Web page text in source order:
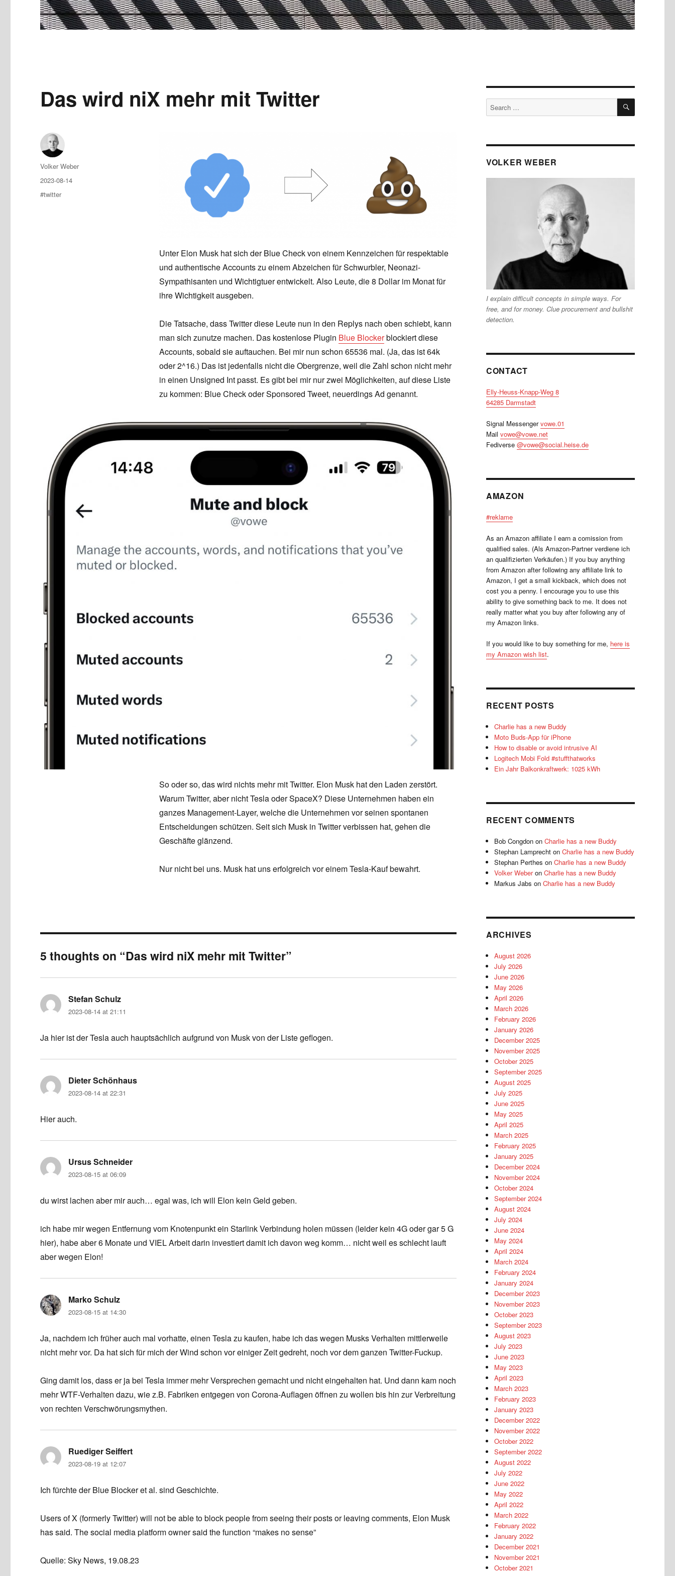
Das wird niX mehr mit Twitter
Unter Elon Musk hat sich der Blue Check von einem Kennzeichen für respektable
und authentische Accounts zu einem Abzeichen für Schwurbler, Neonazi-
Sympathisanten und Wichtigtuer entwickelt. Also Leute, die 8 Dollar im Monat für
ihre Wichtigkeit ausgeben.
Die Tatsache, dass Twitter diese Leute nun in den Replys nach oben schiebt, kann
man sich zunutze machen. Das kostenlose Plugin Blue Blockerblockiert diese
Accounts, sobald sie auftauchen. Bei mir nun schon 65536 mal. (Ja, das ist 64k
oder 2^16.) Das ist jedenfalls nicht die Obergrenze, weil die Zahl schon nicht mehr
in einen Unsigned Int passt. Es gibt bei mir nur zwei Möglichkeiten, auf diese Liste
zu kommen: Blue Check oder Sponsored Tweet, neuerdings Ad genannt.
So oder so, das wird nichts mehr mit Twitter. Elon Musk hat den Laden zerstört.
Warum Twitter, aber nicht Tesla oder SpaceX? Diese Unternehmen haben ein
ganzes Management-Layer, welche die Unternehmen vor seinen spontanen
Entscheidungen schützen. Seit sich Musk in Twitter verbissen hat, gehen die
Geschäfte glänzend.
Nur nicht bei uns. Musk hat uns erfolgreich vor einem Tesla-Kauf bewahrt.
Author
Volker Weber
Posted
on
2023-08-14
Tags
#twitter
5 thoughts on “Das wird niX mehr mit Twitter”
Stefan Schulz
2023-08-14 at 21:11
Ja hier ist der Tesla auch hauptsächlich aufgrund von Musk von der Liste geflogen.
Dieter Schönhaus
2023-08-14 at 22:31
Hier auch.
Ursus Schneider
2023-08-15 at 06:09
du wirst lachen aber mir auch… egal was, ich will Elon kein Geld geben.
ich habe mir wegen Entfernung vom Knotenpunkt ein Starlink Verbindung holen müssen (leider kein 4G oder gar 5 G
hier), habe aber 6 Monate und VIEL Arbeit darin investiert damit ich davon weg komm… nicht weil es schlecht lauft
aber wegen Elon!
Marko Schulz
2023-08-15 at 14:30
Ja, nachdem ich früher auch mal vorhatte, einen Tesla zu kaufen, habe ich das wegen Musks Verhalten mittlerweile
nicht mehr vor. Da hat sich für mich der Wind schon vor einiger Zeit gedreht, noch vor dem ganzen Twitter-Fuckup.
Ging damit los, dass er ja bei Tesla immer mehr Versprechen gemacht und nicht eingehalten hat. Und dann kam noch
mehr WTF-Verhalten dazu, wie z.B. Fabriken entgegen von Corona-Auflagen öffnen zu wollen bis hin zur Verbreitung
von rechten Verschwörungsmythen.
Ruediger Seiffert
2023-08-19 at 12:07
Ich fürchte der Blue Blocker et al. sind Geschichte.
Users of X (formerly Twitter) will not be able to block people from seeing their posts or leaving comments, Elon Musk
has said. The social media platform owner said the function “makes no sense”
Quelle: Sky News, 19.08.23
Search
for:
SEARCH
VOLKER WEBER
I explain difficult concepts in simple ways. For
free, and for money. Clue procurement and bullshit
detection.
CONTACT
Elly-Heuss-Knapp-Weg 8
64285 Darmstadt
Signal Messengervowe.01
Mail vowe@vowe.net
Fediverse @vowe@social.heise.de
AMAZON
#reklame
As an Amazon affiliate I earn a comission from
qualified sales. (Als Amazon-Partner verdiene ich
an qualifizierten Verkäufen.) If you buy anything
from Amazon after following any affiliate link to
Amazon, I get a small kickback, which does not
cost you a penny. I encourage you to use this
ability to give something back to me. It does not
really matter what you buy after following any of
my Amazon links.
If you would like to buy something for me, here is
my Amazon wish list.
RECENT POSTS
Charlie has a new Buddy
Moto Buds-App für iPhone
How to disable or avoid intrusive AI
Logitech Mobi Fold #stuffthatworks
Ein Jahr Balkonkraftwerk: 1025 kWh
RECENT COMMENTS
Bob Congdon onCharlie has a new Buddy
Stephan Lamprecht onCharlie has a new Buddy
Stephan Perthes onCharlie has a new Buddy
Volker WeberonCharlie has a new Buddy
Markus Jabs onCharlie has a new Buddy
ARCHIVES
August 2026
July 2026
June 2026
May 2026
April 2026
March 2026
February 2026
January 2026
December 2025
November 2025
October 2025
September 2025
August 2025
July 2025
June 2025
May 2025
April 2025
March 2025
February 2025
January 2025
December 2024
November 2024
October 2024
September 2024
August 2024
July 2024
June 2024
May 2024
April 2024
March 2024
February 2024
January 2024
December 2023
November 2023
October 2023
September 2023
August 2023
July 2023
June 2023
May 2023
April 2023
March 2023
February 2023
January 2023
December 2022
November 2022
October 2022
September 2022
August 2022
July 2022
June 2022
May 2022
April 2022
March 2022
February 2022
January 2022
December 2021
November 2021
October 2021